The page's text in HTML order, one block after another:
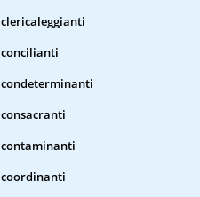
clericaleggianti
concilianti
condeterminanti
consacranti
contaminanti
coordinanti